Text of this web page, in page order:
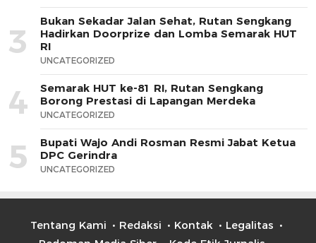
3
Bukan Sekadar Jalan Sehat, Rutan Sengkang
Hadirkan Doorprize dan Lomba Semarak HUT
RI
UNCATEGORIZED
4
Semarak HUT ke-81 RI, Rutan Sengkang
Borong Prestasi di Lapangan Merdeka
UNCATEGORIZED
5
Bupati Wajo Andi Rosman Resmi Jabat Ketua
DPC Gerindra
UNCATEGORIZED
Tentang Kami Redaksi Kontak
Legalitas